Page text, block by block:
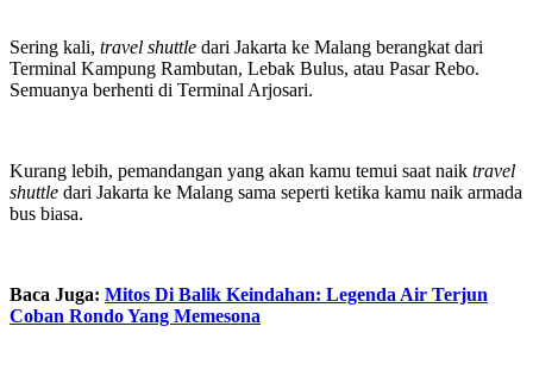
Sering kali, travel shuttle dari Jakarta ke Malang berangkat dari
Terminal Kampung Rambutan, Lebak Bulus, atau Pasar Rebo.
Semuanya berhenti di Terminal Arjosari.
Kurang lebih, pemandangan yang akan kamu temui saat naik travel
shuttle dari Jakarta ke Malang sama seperti ketika kamu naik armada
bus biasa.
Baca Juga: Mitos Di Balik Keindahan: Legenda Air Terjun
Coban Rondo Yang Memesona